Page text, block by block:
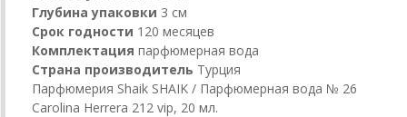
Глубина упаковки 3 см
Срок годности 120 месяцев
Комплектация парфюмерная вода
Страна производитель Турция
Парфюмерия Shaik SHAIK / Парфюмерная вода № 26
Carolina Herrera 212 vip, 20 мл.